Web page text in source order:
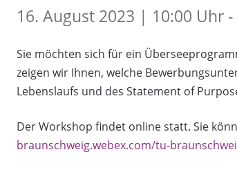
16. August 2023 | 10:00 Uhr
Sie möchten sich für ein
zeigen wir Ihnen, welche
Lebenslaufs und des Statement of
Der Workshop findet online statt. Sie
braunschweig.webex.com/tu-